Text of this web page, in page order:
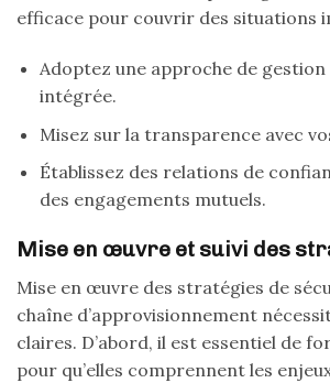
efficace pour couvrir des situations
Adoptez une approche de gestion
intégrée.
Misez sur la transparence avec
Établissez des relations de
des engagements mutuels.
Mise en œuvre et suivi des
Mise en œuvre des stratégies de
chaîne d’approvisionnement
claires. D’abord, il est essentiel de
pour qu’elles comprennent les